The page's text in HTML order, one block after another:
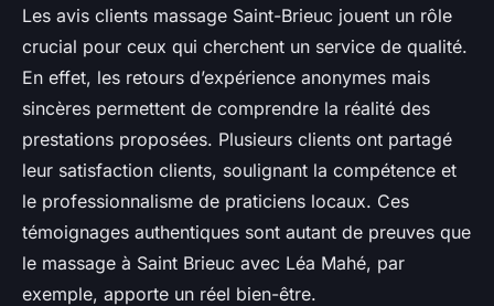
Les avis clients massage Saint-Brieuc jouent un rôle
crucial pour ceux qui cherchent un service de qualité.
En effet, les retours d’expérience anonymes mais
sincères permettent de comprendre la réalité des
prestations proposées. Plusieurs clients ont partagé
leur satisfaction clients, soulignant la compétence et
le professionnalisme de praticiens locaux. Ces
témoignages authentiques sont autant de preuves que
le massage à Saint Brieuc avec Léa Mahé, par
exemple, apporte un réel bien-être.